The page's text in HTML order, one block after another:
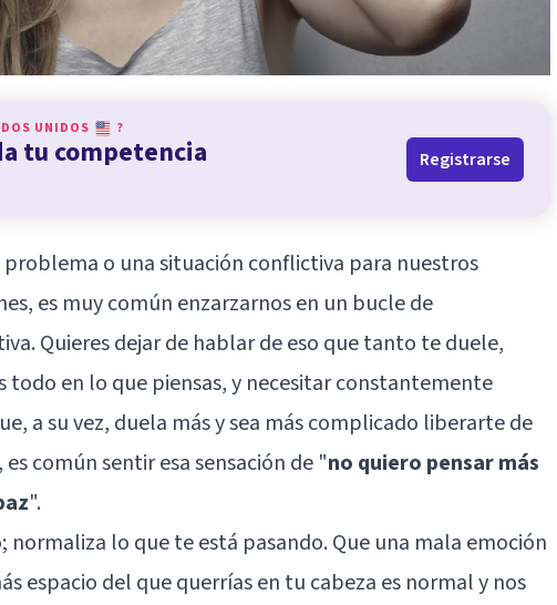
UNIDOS ?
tu competencia
Registrarse
problema o una situación conflictiva para nuestros
es muy común enzarzarnos en un bucle de
Quieres dejar de hablar de eso que tanto te duele,
todo en lo que piensas, y necesitar constantemente
a su vez, duela más y sea más complicado liberarte de
común sentir esa sensación de "no quiero pensar más
".
normaliza lo que te está pasando. Que una mala emoción
espacio del que querrías en tu cabeza es normal y nos